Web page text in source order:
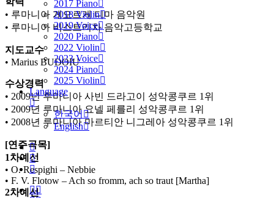
2017 Piano
2018 Violin
2019 Voice
2020 Piano
2022 Violin
2023 Voice
2024 Piano
2025 Violin
Language
한국어
English
• 루마니아 게오르게 디마 음악원
• 루마니아 비스트리차 음악고등학교
지도교수
• Marius BUDOIU
수상경력
• 2009년 루마니아 사빈 드라고이 성악콩쿠르 1위
• 2009년 루마니아 요넬 페를리 성악콩쿠르 1위
• 2008년 루마니아 마르티안 니그레아 성악콩쿠르 1위
[연주곡목]
1차예선
• O. Respighi – Nebbie
• F. V. Flotow – Ach so fromm, ach so traut [Martha]
2차예선